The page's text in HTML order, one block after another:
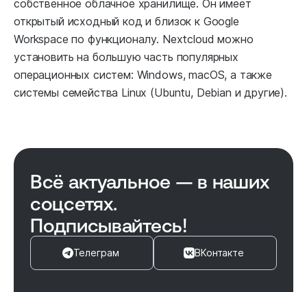
собственное облачное хранилище. Он имеет
открытый исходный код и близок к Google
Workspace по функционалу. Nextcloud можно
установить на большую часть популярных
операционных систем: Windows, macOS, а также
системы семейства Linux (Ubuntu, Debian и другие).
Всё актуальное — в наших
соцсетях.
Подписывайтесь!
Телеграм ВКонтакте